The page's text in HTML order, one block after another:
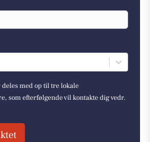
med op til tre lokale
som efterfølgende vil kontakte dig vedr.